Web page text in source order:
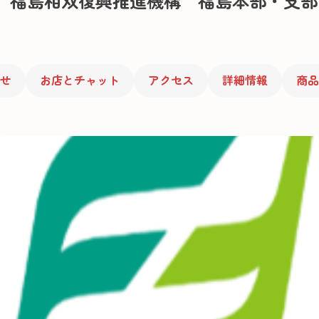
お店とチャット アクセス 詳細情報 商